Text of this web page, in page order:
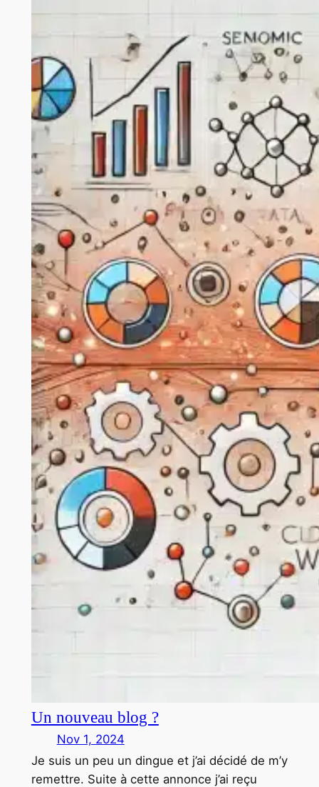
Un nouveau blog ?
Nov 1, 2024
Je suis un peu un dingue et j’ai décidé de m’y
remettre. Suite à cette annonce j’ai reçu